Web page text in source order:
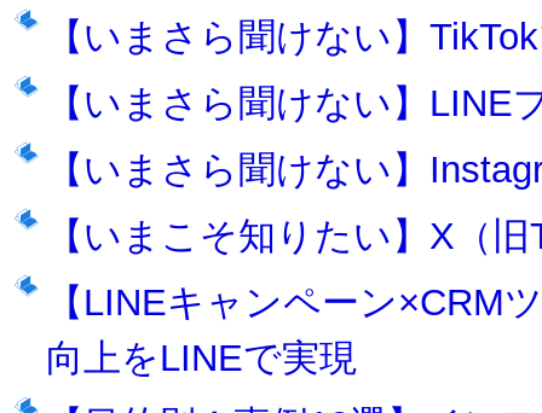
【いまさら聞けない】
【いまさら聞けない】LINE
【いまさら聞けない】
【いまこそ知りたい】X（
【LINEキャンペーン×CRM
向上をLINEで実現